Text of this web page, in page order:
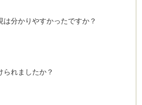
は分かりやすかったですか？
られましたか？